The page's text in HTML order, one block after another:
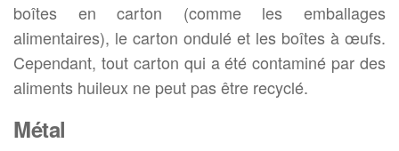
boîtes en carton (comme les emballages
alimentaires), le carton ondulé et les boîtes à œufs.
Cependant, tout carton qui a été contaminé par des
aliments huileux ne peut pas être recyclé.
Métal